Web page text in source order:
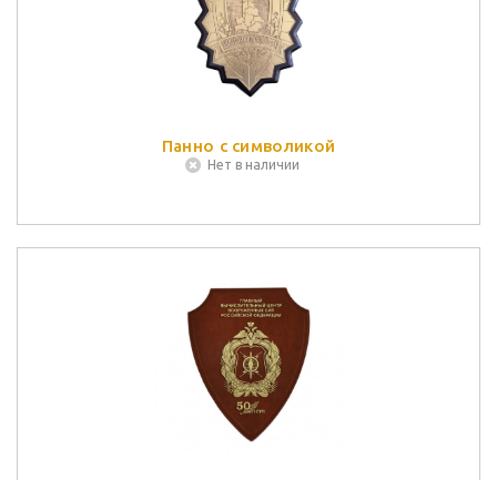
Панно с символикой
Нет в наличии